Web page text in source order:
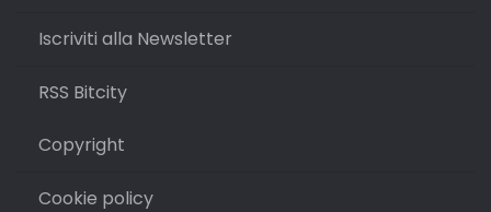
Iscriviti alla Newsletter
RSS Bitcity
Copyright
Cookie policy